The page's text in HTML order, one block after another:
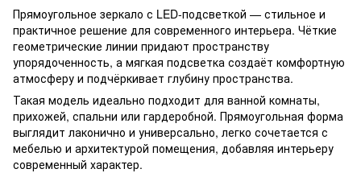
Прямоугольное зеркало с LED-подсветкой — стильное и
практичное решение для современного интерьера. Чёткие
геометрические линии придают пространству
упорядоченность, а мягкая подсветка создаёт комфортную
атмосферу и подчёркивает глубину пространства.
Такая модель идеально подходит для ванной комнаты,
прихожей, спальни или гардеробной. Прямоугольная форма
выглядит лаконично и универсально, легко сочетается с
мебелью и архитектурой помещения, добавляя интерьеру
современный характер.